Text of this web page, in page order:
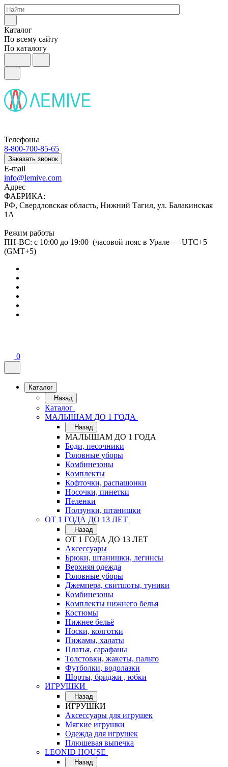
Каталог
По всему сайту
По каталогу
Телефоны
8-800-700-85-65
Заказать звонок
E-mail
info@lemive.com
Адрес
ФАБРИКА:
РФ, Свердловская область, Нижний Тагил, ул. Балакинская
1А
Режим работы
ПН-ВС: с 10:00 до 19:00 (часовой пояс в Урале — UTC+5
(GMT+5)
0
Каталог
Назад
Каталог
МАЛЫШАМ ДО 1 ГОДА
Назад
МАЛЫШАМ ДО 1 ГОДА
Боди, песочники
Головные уборы
Комбинезоны
Комплекты
Кофточки, распашонки
Носочки, пинетки
Пеленки
Ползунки, штанишки
ОТ 1 ГОДА ДО 13 ЛЕТ
Назад
ОТ 1 ГОДА ДО 13 ЛЕТ
Аксессуары
Брюки, штанишки, легинсы
Верхняя одежда
Головные уборы
Джемпера, свитшоты, туники
Комбинезоны
Комплекты нижнего белья
Костюмы
Нижнее бельё
Носки, колготки
Пижамы, халаты
Платья, сарафаны
Толстовки, жакеты, пальто
Футболки, водолазки
Шорты, бриджи , юбки
ИГРУШКИ
Назад
ИГРУШКИ
Аксессуары для игрушек
Мягкие игрушки
Одежда для игрушек
Плюшевая выпечка
LEONID HOUSE
Назад